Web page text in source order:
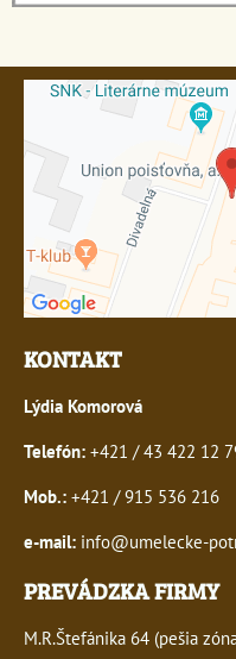
KONTAKT
Lýdia Komorová
Telefón: +421 / 43 422 12
Mob.: +421 / 915 536 216
e-mail: info@umelecke-
PREVÁDZKA FIRMY
M.R.Štefánika 64 (pešia